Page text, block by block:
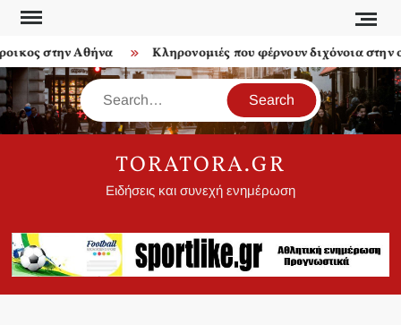
Skip
contentστην Αθήνα Κληρονομιές που φέρνουν διχόνοια στην
Search
TORATORA.GR
Ειδήσεις και συνεχή ενημέρωση